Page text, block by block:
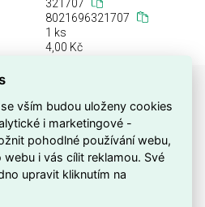
321707
8021696321707
1 ks
4,00 Kč
4000K
4000K najdete v kategoriích
a LED osvětlení, výrobce
kód dodavatele 321707.
4000K nabízíme od 1 ks. Kód
4000K je
vším budou uloženy cookies
i marketingové -
pohodlné používání webu,
i vás cílit reklamou. Své
upravit kliknutím na